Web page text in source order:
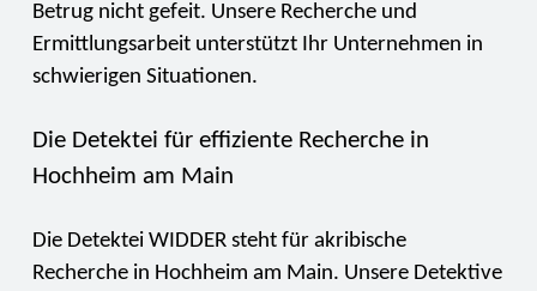
Betrug nicht gefeit. Unsere Recherche und
Ermittlungsarbeit unterstützt Ihr Unternehmen in
schwierigen Situationen.
Die Detektei für effiziente Recherche in
Hochheim am Main
Die Detektei WIDDER steht für akribische
Recherche in Hochheim am Main. Unsere Detektive